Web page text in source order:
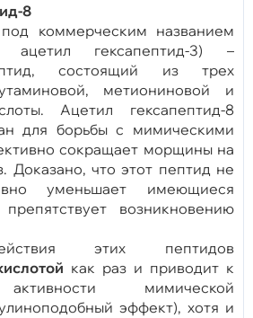
8
коммерческим названием
ацетил гексапептид-3) –
состоящий из трех
метиониновой и
Ацетил гексапептид-8
для борьбы с мимическими
сокращает морщины на
Доказано, что этот пептид не
уменьшает имеющиеся
возникновению
этих пептидов
как раз и приводит к
мимической
эффект), хотя и